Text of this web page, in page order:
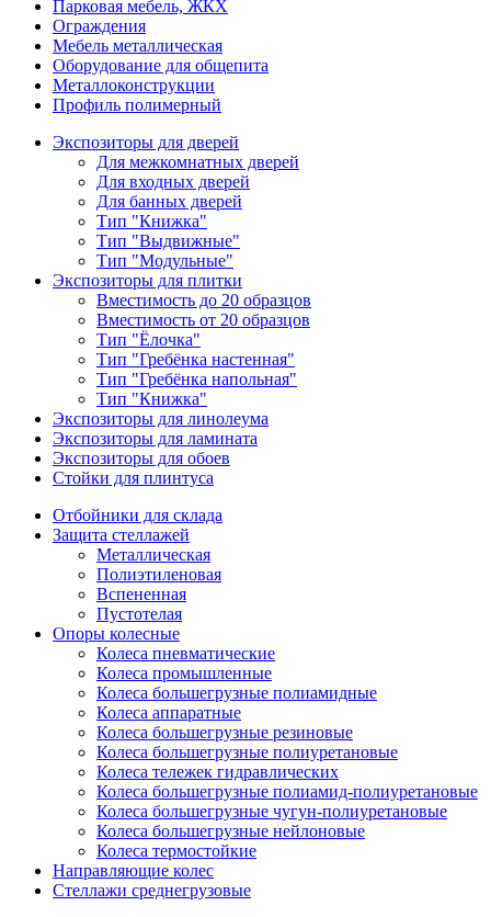
Парковая мебель, ЖКХ
Ограждения
Мебель металлическая
Оборудование для общепита
Металлоконструкции
Профиль полимерный
Экспозиторы для дверей
Для межкомнатных дверей
Для входных дверей
Для банных дверей
Тип "Книжка"
Тип "Выдвижные"
Тип "Модульные"
Экспозиторы для плитки
Вместимость до 20 образцов
Вместимость от 20 образцов
Тип "Ёлочка"
Тип "Гребёнка настенная"
Тип "Гребёнка напольная"
Тип "Книжка"
Экспозиторы для линолеума
Экспозиторы для ламината
Экспозиторы для обоев
Стойки для плинтуса
Отбойники для склада
Защита стеллажей
Металлическая
Полиэтиленовая
Вспененная
Пустотелая
Опоры колесные
Колеса пневматические
Колеса промышленные
Колеса большегрузные полиамидные
Колеса аппаратные
Колеса большегрузные резиновые
Колеса большегрузные полиуретановые
Колеса тележек гидравлических
Колеса большегрузные полиамид-полиуретановые
Колеса большегрузные чугун-полиуретановые
Колеса большегрузные нейлоновые
Колеса термостойкие
Направляющие колес
Стеллажи среднегрузовые